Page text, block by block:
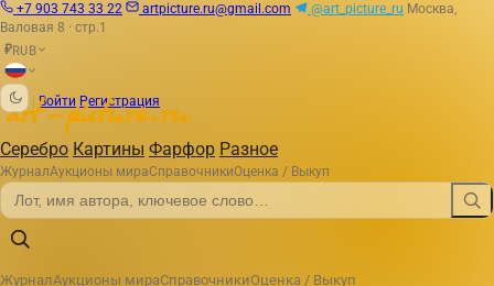
+7 903 743 33 22 artpicture.ru@gmail.com @art_picture_ru Москва,
Валовая 8 · стр.1
₽RUB
Войти Регистрация
Серебро Картины Фарфор Разное
ЖурналАукционы мираСправочникиОценка / Выкуп
ЖурналАукционы мираСправочникиОценка / Выкуп